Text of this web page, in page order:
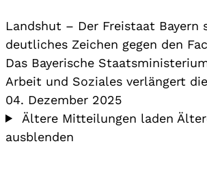
Landshut – Der Freistaat Bayern
deutliches Zeichen gegen den
Das Bayerische
Arbeit und Soziales verlängert
04. Dezember 2025
Ältere Mitteilungen laden
ausblenden